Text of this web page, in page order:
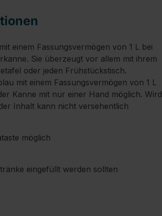
einem Fassungsvermögen von 1 L bei
Sie überzeugt vor allem mit ihrem
oder jeden Frühstückstisch.
mit einem Fassungsvermögen von 1 L
Kanne mit nur einer Hand möglich. Wird
Inhalt kann nicht versehentlich
möglich
eingefüllt werden sollten